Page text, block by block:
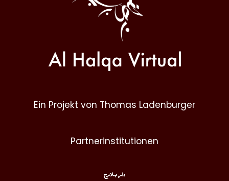
Ein Projekt von Thomas Ladenburger
Partnerinstitutionen